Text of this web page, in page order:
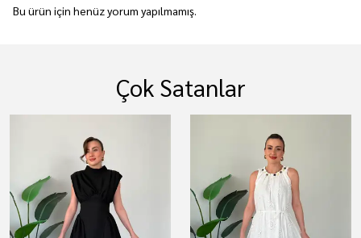
Bu ürün için henüz yorum yapılmamış.
Çok Satanlar